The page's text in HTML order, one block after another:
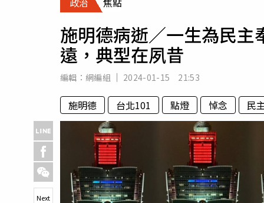
專欄
施明德病逝／一生為民
遠，典型在夙昔
編輯： 網編組 2024-01-15 21:53
施明德 台北101 點燈 悼念 民
Next